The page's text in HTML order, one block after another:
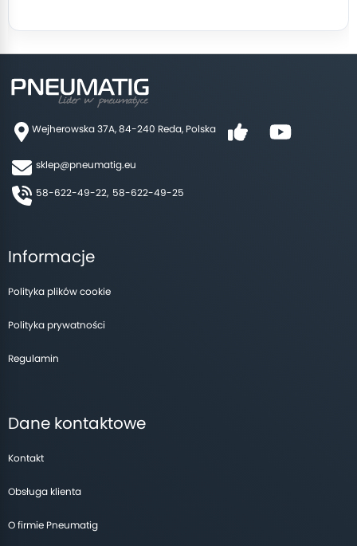
Wejherowska 37A, 84-240 Reda, Polska
sklep@pneumatig.eu
58-622-49-22, 58-622-49-25
Informacje
Polityka plików cookie
Polityka prywatności
Regulamin
Dane kontaktowe
Kontakt
Obsługa klienta
O firmie Pneumatig